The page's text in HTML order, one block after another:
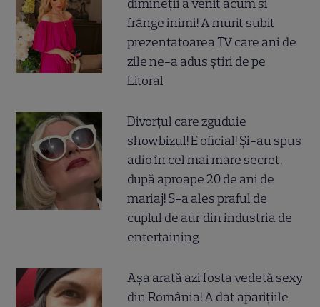
dimineții a venit acum și
frânge inimi! A murit subit
prezentatoarea TV care ani de
zile ne-a adus știri de pe
Litoral
Divorțul care zguduie
showbizul! E oficial! Și-au spus
adio în cel mai mare secret,
după aproape 20 de ani de
mariaj! S-a ales praful de
cuplul de aur din industria de
entertaining
Așa arată azi fosta vedetă sexy
din România! A dat aparițiile